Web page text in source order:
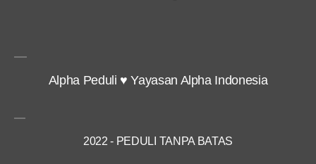
Alpha Peduli ♥ Yayasan Alpha Indonesia
2022 - PEDULI TANPA BATAS